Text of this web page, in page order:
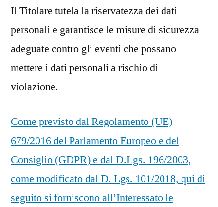
Il Titolare tutela la riservatezza dei dati
personali e garantisce le misure di sicurezza
adeguate contro gli eventi che possano
mettere i dati personali a rischio di
violazione.
Come previsto dal Regolamento (UE)
679/2016 del Parlamento Europeo e del
Consiglio (GDPR) e dal D.Lgs. 196/2003,
come modificato dal D. Lgs. 101/2018, qui di
seguito si forniscono all’Interessato le